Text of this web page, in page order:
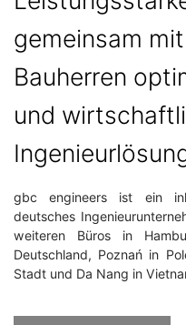
gemeinsam
Bauherren
und
gbc engineers ist ein
deutsches
weiteren Büros in
Deutschland, Poznań in
Stadt und Da Nang in